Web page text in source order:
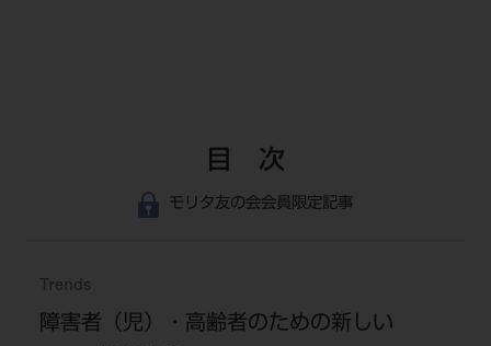
目 次
モリタ友の会会員限定記事
Trends
障害者（児）・高齢者のための新しい